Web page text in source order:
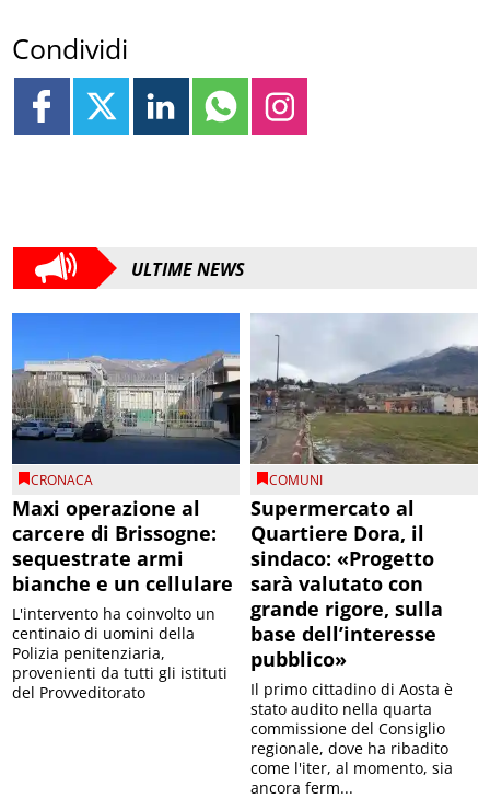
Condividi
ULTIME NEWS
CRONACA
Maxi operazione al
carcere di Brissogne:
sequestrate armi
bianche e un cellulare
L'intervento ha coinvolto un
centinaio di uomini della
Polizia penitenziaria,
provenienti da tutti gli istituti
del Provveditorato
COMUNI
Supermercato al
Quartiere Dora, il
sindaco: «Progetto
sarà valutato con
grande rigore, sulla
base dell’interesse
pubblico»
Il primo cittadino di Aosta è
stato audito nella quarta
commissione del Consiglio
regionale, dove ha ribadito
come l'iter, al momento, sia
ancora ferm...